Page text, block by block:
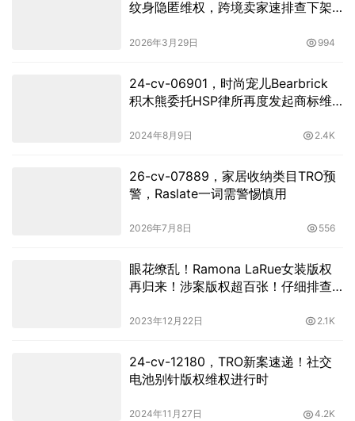
纹身隐匿维权，跨境卖家速排查下架
2026年3月29日 994
24-cv-06901，时尚宠儿Bearbrick
积木熊委托HSP律所再度发起商标维
2024年8月9日 2.4K
26-cv-07889，家居收纳类目TRO预
警，Raslate一词需警惕慎用
2026年7月8日 556
眼花缭乱！Ramona LaRue女装版权
再归来！涉案版权超百张！仔细排查
2023年12月22日 2.1K
24-cv-12180，TRO新案速递！社交
电池别针版权维权进行时
2024年11月27日 4.2K